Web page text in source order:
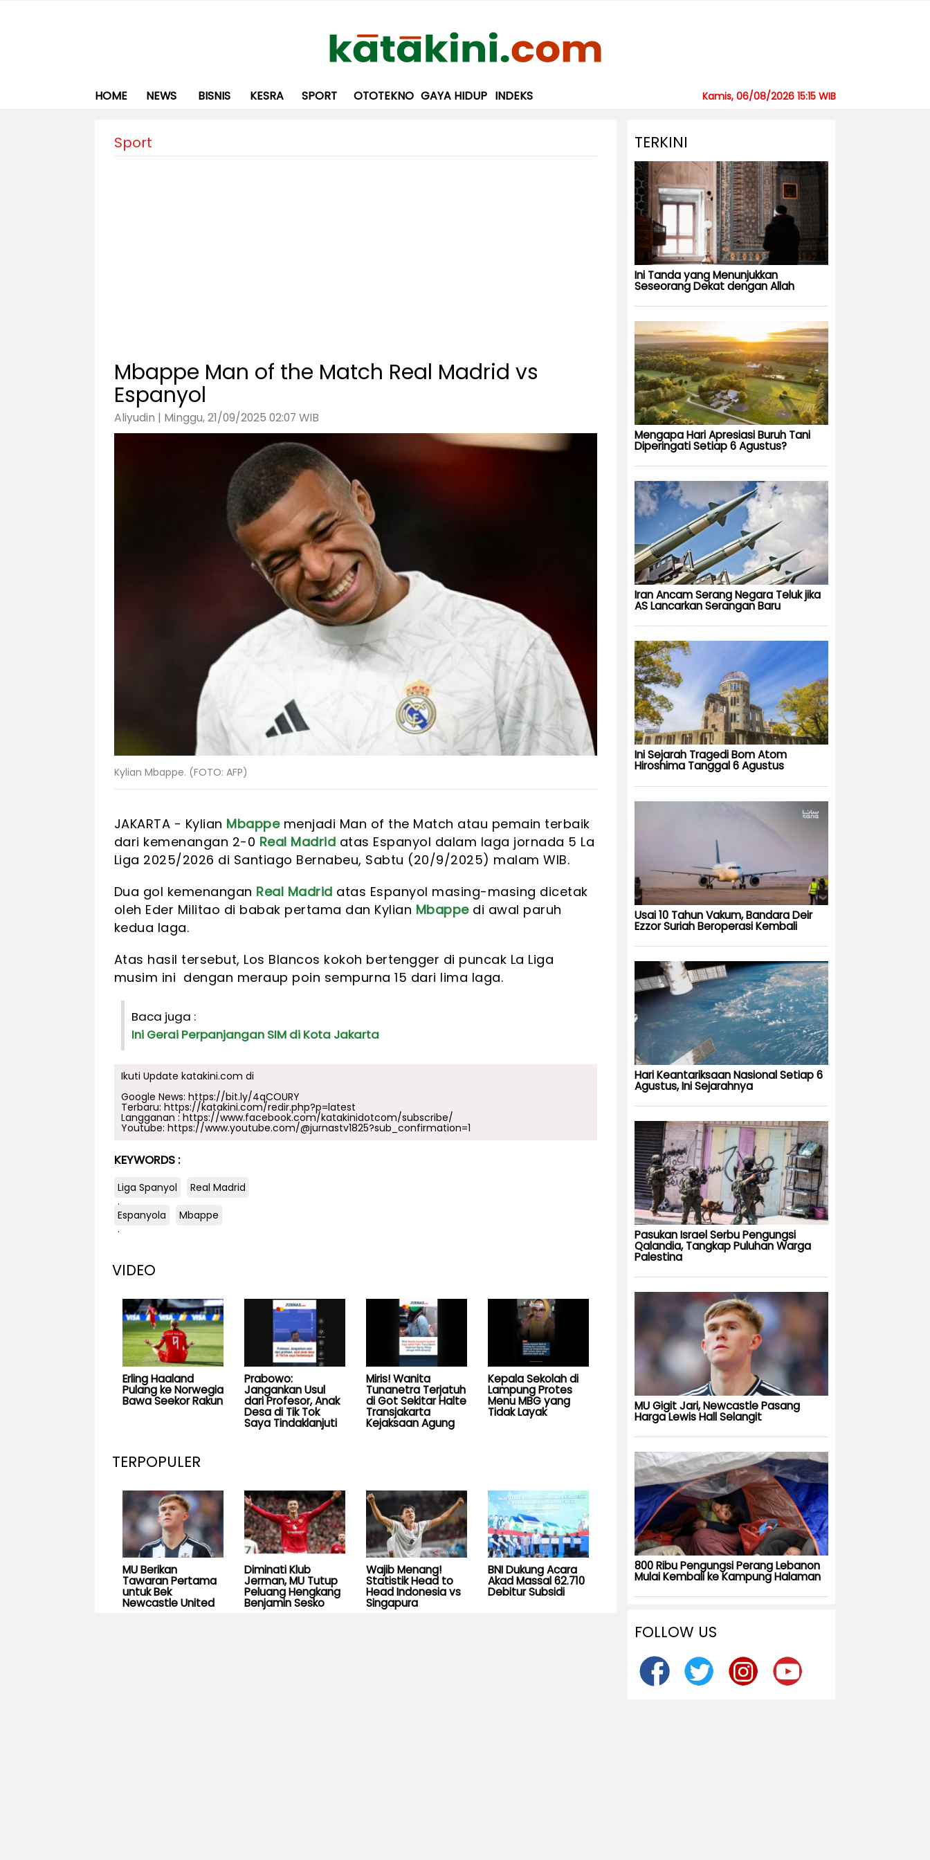
HOME NEWS BISNIS KESRA SPORT OTOTEKNO GAYA HIDUP INDEKS Kamis, 06/08/2026 15:15 WIB
Sport
Mbappe Man of the Match Real Madrid vs
Espanyol
Aliyudin | Minggu, 21/09/2025 02:07 WIB
Kylian Mbappe. (FOTO: AFP)
JAKARTA - Kylian Mbappemenjadi Man of the Match atau pemain terbaik
dari kemenangan 2-0 Real Madrid atas Espanyol dalam laga jornada 5 La
Liga 2025/2026 di Santiago Bernabeu, Sabtu (20/9/2025) malam WIB.
Dua gol kemenangan Real Madrid atas Espanyol masing-masing dicetak
oleh Eder Militao di babak pertama dan Kylian Mbappedi awal paruh
kedua laga.
Atas hasil tersebut, Los Blancos kokoh bertengger di puncak La Liga
musim ini dengan meraup poin sempurna 15 dari lima laga.
Baca juga :
Ini Gerai Perpanjangan SIM di Kota Jakarta
Ikuti Update katakini.com di
Google News: https://bit.ly/4qCOURY
Terbaru: https://katakini.com/redir.php?p=latest
Langganan : https://www.facebook.com/katakinidotcom/subscribe/
Youtube: https://www.youtube.com/@jurnastv1825?sub_confirmation=1
KEYWORDS :
Liga Spanyol
Real Madrid
.
Espanyola
Mbappe
.
VIDEO
Erling Haaland
Pulang ke Norwegia
Bawa Seekor Rakun
Prabowo:
Jangankan Usul
dari Profesor, Anak
Desa di Tik Tok
Saya Tindaklanjuti
Miris! Wanita
Tunanetra Terjatuh
di Got Sekitar Halte
Transjakarta
Kejaksaan Agung
Kepala Sekolah di
Lampung Protes
Menu MBG yang
Tidak Layak
TERPOPULER
MU Berikan
Tawaran Pertama
untuk Bek
Newcastle United
Diminati Klub
Jerman, MU Tutup
Peluang Hengkang
Benjamin Sesko
Wajib Menang!
Statistik Head to
Head Indonesia vs
Singapura
BNI Dukung Acara
Akad Massal 62.710
Debitur Subsidi
TERKINI
Ini Tanda yang Menunjukkan
Seseorang Dekat dengan Allah
Mengapa Hari Apresiasi Buruh Tani
Diperingati Setiap 6 Agustus?
Iran Ancam Serang Negara Teluk jika
AS Lancarkan Serangan Baru
Ini Sejarah Tragedi Bom Atom
Hiroshima Tanggal 6 Agustus
Usai 10 Tahun Vakum, Bandara Deir
Ezzor Suriah Beroperasi Kembali
Hari Keantariksaan Nasional Setiap 6
Agustus, Ini Sejarahnya
Pasukan Israel Serbu Pengungsi
Qalandia, Tangkap Puluhan Warga
Palestina
MU Gigit Jari, Newcastle Pasang
Harga Lewis Hall Selangit
800 Ribu Pengungsi Perang Lebanon
Mulai Kembali ke Kampung Halaman
FOLLOW US